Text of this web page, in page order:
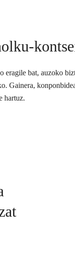
eragile bat, auzoko
Gainera,
hartuz.